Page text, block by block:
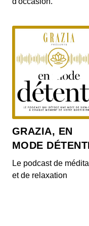
Le
Au
du
Au
GRAZIA, EN
MODE
Le podcast de
et de relaxation